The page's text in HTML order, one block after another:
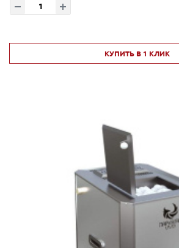
КУПИТЬ В 1 КЛИК